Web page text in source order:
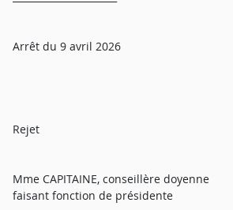
Arrêt du 9 avril 2026
Rejet
Mme CAPITAINE, conseillère doyenne
faisant fonction de présidente